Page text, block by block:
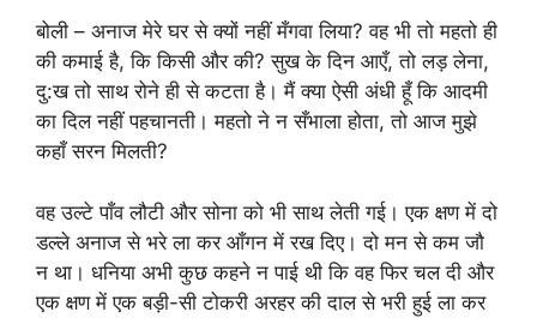
बोली – अनाज मेरे घर से क्यों नहीं मँगवा लिया? वह भी तो महतो ही
की कमाई है, कि किसी और की? सुख के दिन आएँ, तो लड़ लेना,
दु:ख तो साथ रोने ही से कटता है। मैं क्या ऐसी अंधी हूँ कि आदमी
का दिल नहीं पहचानती। महतो ने न सँभाला होता, तो आज मुझे
कहाँ सरन मिलती?
वह उल्टे पाँव लौटी और सोना को भी साथ लेती गई। एक क्षण में दो
डल्ले अनाज से भरे ला कर आँगन में रख दिए। दो मन से कम जौ
न था। धनिया अभी कुछ कहने न पाई थी कि वह फिर चल दी और
एक क्षण में एक बड़ी-सी टोकरी अरहर की दाल से भरी हुई ला कर